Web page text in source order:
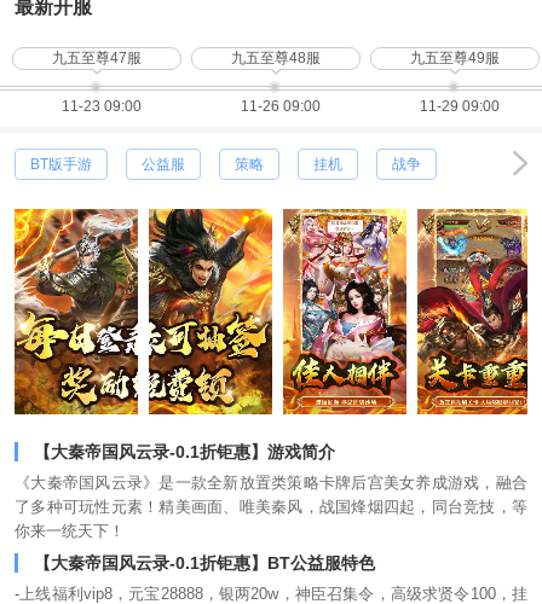
最新开服
九五至尊47服
11-23 09:00
九五至尊48服
11-26 09:00
九五至尊49服
11-29 09:00
BT版手游 公益服 策略 挂机 战争
【大秦帝国风云录-0.1折钜惠】游戏简介
《大秦帝国风云录》是一款全新放置类策略卡牌后宫美女养成游戏，融合
了多种可玩性元素！精美画面、唯美秦风，战国烽烟四起，同台竞技，等
你来一统天下！
【大秦帝国风云录-0.1折钜惠】BT公益服特色
-上线福利vip8，元宝28888，银两20w，神臣召集令，高级求贤令100，挂